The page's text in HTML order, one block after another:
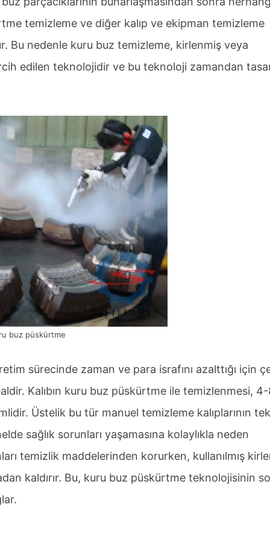
temizleme ve diğer kalıp ve ekipman temizleme
Bu nedenle kuru buz temizleme, kirlenmiş veya
edilen teknolojidir ve bu teknoloji zamandan
buz püskürtme
sürecinde zaman ve para israfını azalttığı için
Kalıbın kuru buz püskürtme ile temizlenmesi,
Üstelik bu tür manuel temizleme kalıplarının
sağlık sorunları yaşamasına kolaylıkla neden
temizlik maddelerinden korurken, kullanılmış
kaldırır. Bu, kuru buz püskürtme teknolojisinin